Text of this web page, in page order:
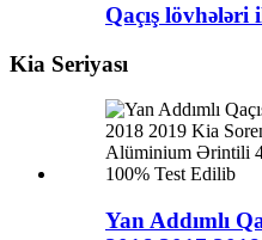
Qaçış
Kia Seriyası
Yan Addımlı